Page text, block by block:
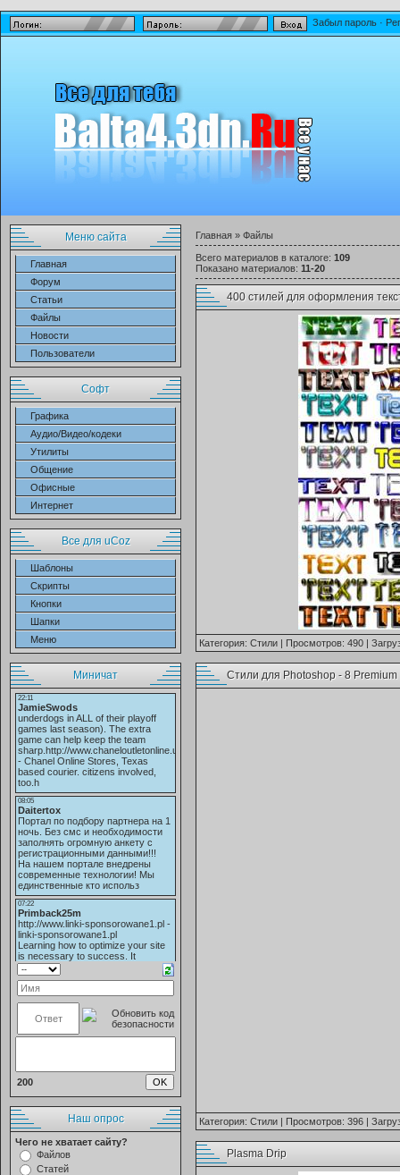
Забыл пароль ·
Меню сайта
Главная
Форум
Статьи
Файлы
Новости
Пользователи
Софт
Графика
Аудио/Видео/кодеки
Утилиты
Общение
Офисные
Интернет
Все для uCoz
Шаблоны
Скрипты
Кнопки
Шапки
Меню
Миничат
200
Наш опрос
Чего не хватает сайту?
Файлов
Статей
Главная » Файлы
Всего материалов в каталоге: 109
Показано материалов: 11-20
400 стилей для оформления
Категория: Стили | Просмотров: 490 |
Стили для Photoshop - 8
Категория: Стили | Просмотров: 396 |
Plasma Drip